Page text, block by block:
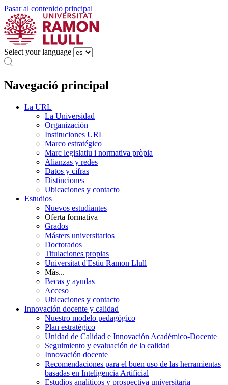
Pasar al contenido principal
Select your language
Navegació principal
La URL
La Universidad
Organización
Instituciones URL
Marco estratégico
Marc legislatiu i normativa pròpia
Alianzas y redes
Datos y cifras
Distinciones
Ubicaciones y contacto
Estudios
Nuevos estudiantes
Oferta formativa
Grados
Másters universitarios
Doctorados
Titulaciones propias
Universitat d'Estiu Ramon Llull
Más...
Becas y ayudas
Acceso
Ubicaciones y contacto
Innovación docente y calidad
Nuestro modelo pedagógico
Plan estratégico
Unidad de Calidad e Innovación Académico-Docente
Seguimiento y evaluación de la calidad
Innovación docente
Recomendaciones para el buen uso de las herramientas
basadas en Inteligencia Artificial
Estudios analíticos y prospectiva universitaria